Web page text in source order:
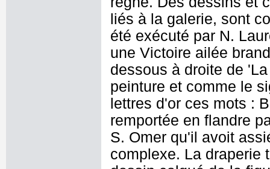
liés à la galerie, sont
été exécuté par N.
une Victoire ailée
dessous à droite de
peinture et comme le
lettres d'or ces mots :
remportée en flandre
S. Omer qu'il avoit
complexe. La draperie